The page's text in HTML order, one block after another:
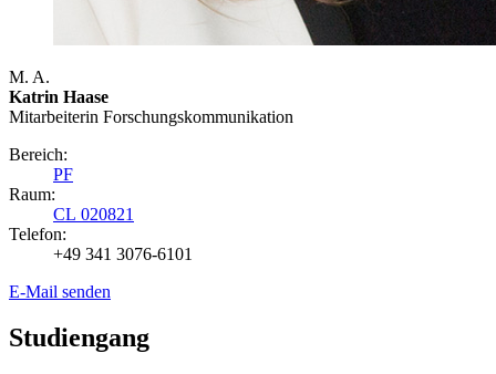
M. A.
Katrin Haase
Mitarbeiterin Forschungs­kommunikation
Bereich:
PF
Raum:
CL 020821
Telefon:
+49 341 3076-6101
E-Mail senden
Studiengang